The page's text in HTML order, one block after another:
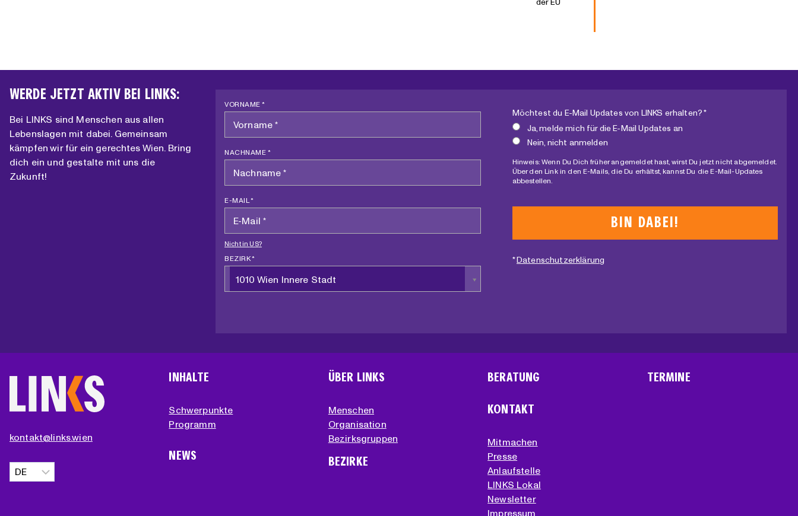
WERDE JETZT AKTIV BEI LINKS:
Bei LINKS sind Menschen aus allen
Lebenslagen mit dabei. Gemeinsam
kämpfen wir für ein gerechtes Wien. Bring
dich ein und gestalte mit uns die
Zukunft!
VORNAME *
NACHNAME *
E-MAIL *
Nicht inUS?
BEZIRK *
1010 Wien Innere Stadt
Möchtest du E-Mail Updates von LINKS erhalten? *
Ja, melde mich für die E-Mail Updates an
Nein, nicht anmelden
Hinweis: Wenn Du Dich früher angemeldet hast, wirst Du jetzt nicht abgemeldet.
Über den Link in den E-Mails, die Du erhältst, kannst Du die E-Mail-Updates
abbestellen.
*Datenschutzerklärung
kontakt@links.wien
Sprache
auswählen
INHALTE
Schwerpunkte
Programm
NEWS
ÜBER LINKS
Menschen
Organisation
Bezirksgruppen
BEZIRKE
BERATUNG
KONTAKT
Mitmachen
Presse
Anlaufstelle
LINKS Lokal
Newsletter
Impressum
TERMINE